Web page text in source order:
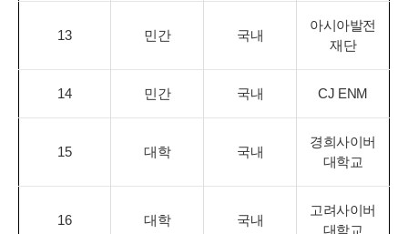
13 민간 국내
아시아발전
재단
14 민간 국내 CJ ENM
15 대학 국내
경희사이버
대학교
16 대학 국내
고려사이버
대학교